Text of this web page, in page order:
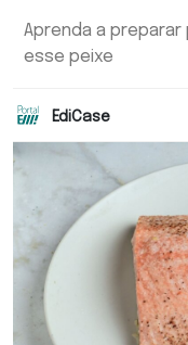
Aprenda a
esse peixe
EdiCase